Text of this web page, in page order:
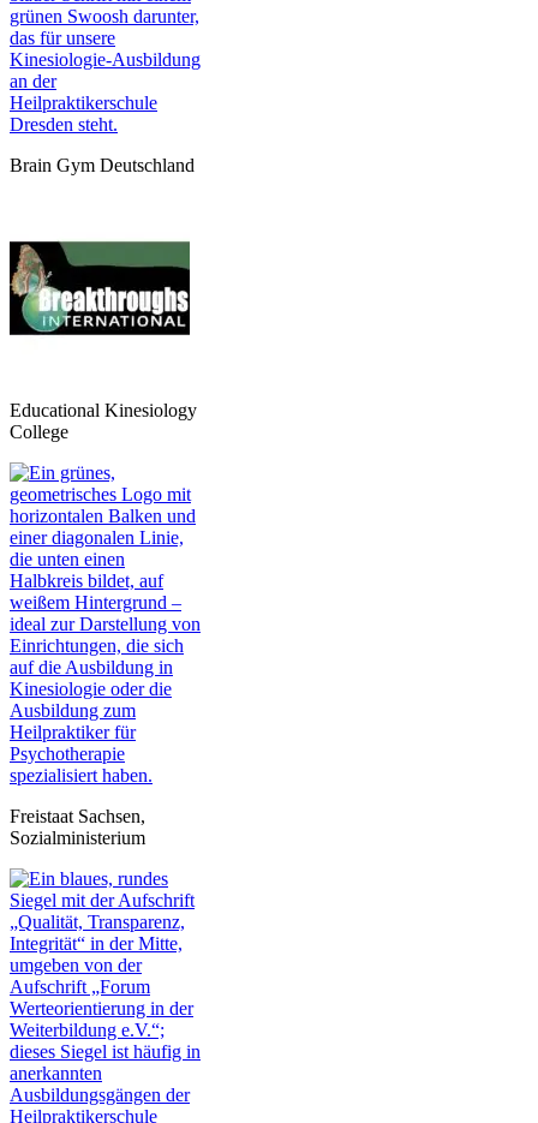
Brain Gym Deutschland
Educational Kinesiology
College
Freistaat Sachsen,
Sozialministerium